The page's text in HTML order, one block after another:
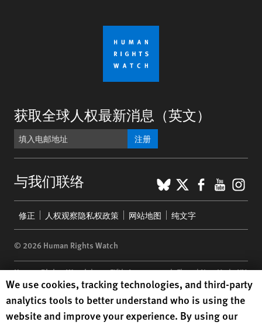
获取全球人权最新消息（英文）
注册
与我们联络 BlueSky
X
menu
修正 人权观察隐私权政策 网站地图 纯文字
© 2026 Human Rights Watch
Human Rights Watch| 350 Fifth Avenue, 34th Floor | New York,NY
10118-3299USA|t 1.212.290.4700
Human Rights Watchis a 501(C)(3) nonprofit registered in the US
under EIN: 13-2875808
Human Rights Watch cookie preferences
We use cookies, tracking technologies, and third-party
analytics tools to better understand who is using the
website and improve your experience. By using our